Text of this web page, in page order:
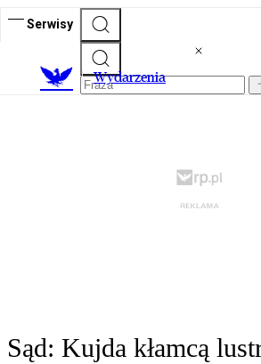
Serwisy
Wydarzenia
Sąd: Kujda kłamcą